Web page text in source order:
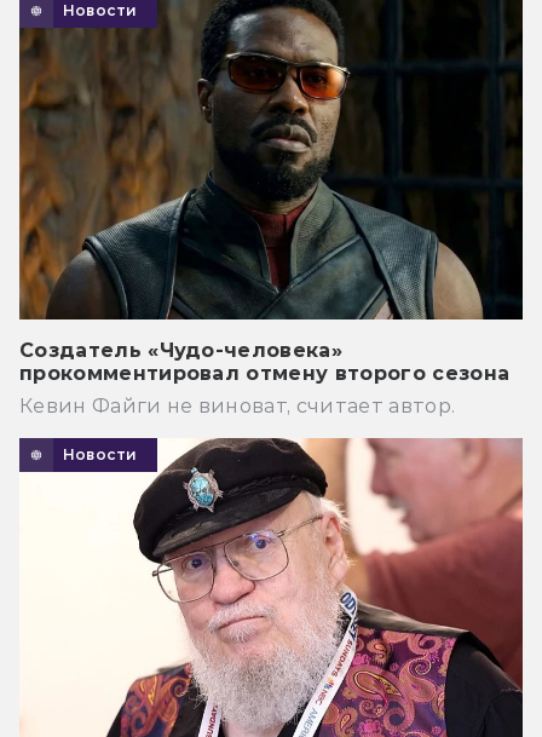
Новости
Создатель «Чудо-человека»
прокомментировал отмену второго сезона
Кевин Файги не виноват, считает автор.
Новости